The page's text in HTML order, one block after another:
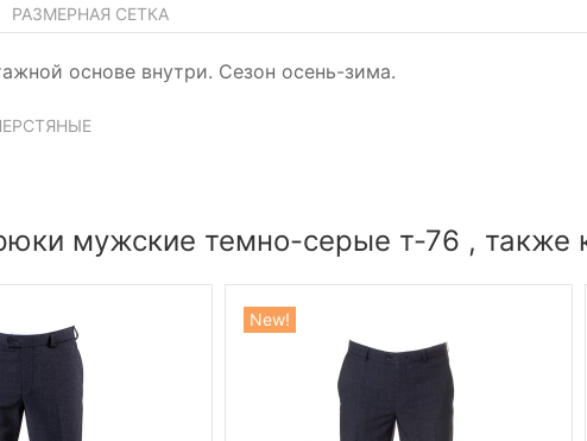
РАЗМЕРНАЯ СЕТКА
основе внутри. Сезон осень-зима.
мужские темно-серые т-76 , также
New!